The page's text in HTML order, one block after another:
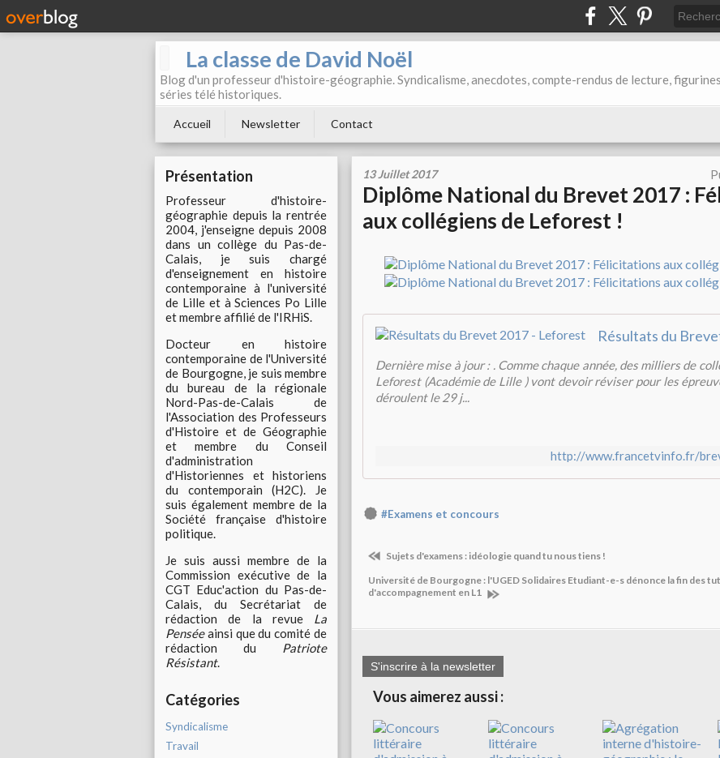
La classe de David Noël
Blog d'un professeur d'histoire-géographie. Syndicalisme, anecdotes, compte-rendus de lecture,
séries télé historiques.
Accueil Newsletter Contact
Présentation
Professeur d'histoire-
géographie depuis la rentrée
2004, j'enseigne depuis 2008
dans un collège du Pas-de-
Calais, je suis chargé
d'enseignement en histoire
contemporaine à l'université
de Lille et à Sciences Po Lille
et membre affilié de l'IRHiS.
Docteur en histoire
contemporaine de l'Université
de Bourgogne, je suis membre
du bureau de la régionale
Nord-Pas-de-Calais de
l'Association des Professeurs
d'Histoire et de Géographie
et membre du Conseil
d'administration
d'Historiennes et historiens
du contemporain (H2C). Je
suis également membre de la
Société française d'histoire
politique.
Je suis aussi membre de la
Commission exécutive de la
CGT Educ'action du Pas-de-
Calais, du Secrétariat de
rédaction de la revue La
Penséeainsi que du comité de
rédaction du Patriote
Résistant.
Catégories
Syndicalisme
Travail
13 Juillet 2017
Diplôme National du Brevet 2017 :
aux collégiens de Leforest !
Dernière mise à jour : . Comme chaque année, des milliers de
Leforest (Académie de Lille ) vont devoir réviser pour les
déroulent le 29 j...
http://www.francetvinfo.fr/
#Examens et concours
Sujets d'examens : idéologie quand tu nous tiens !
Université de Bourgogne : l'UGED Solidaires Etudiant-e-s dénonce la fin des
d'accompagnement en L1
S'inscrire à la newsletter
Vous aimerez aussi :